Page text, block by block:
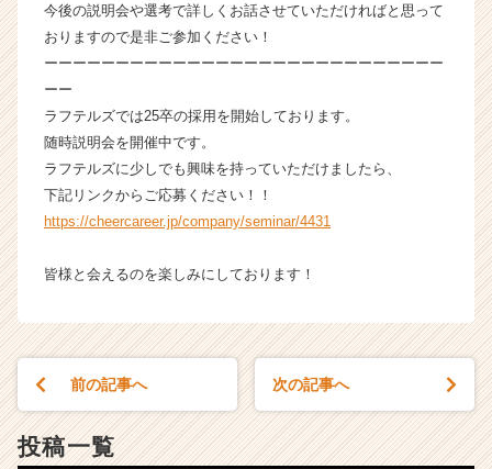
ン
チ
ャ
成
長
企
業
か
ら
カ
届
今後の説明会や選考で詳しくお話させていただければと思って
おりますので是非ご参加ください！
ーーーーーーーーーーーーーーーーーーーーーーーーーーーー
ーー
ラフテルズでは25卒の採用を開始しております。
随時説明会を開催中です。
ラフテルズに少しでも興味を持っていただけましたら、
下記リンクからご応募ください！！
https://cheercareer.jp/company/seminar/4431
皆様と会えるのを楽しみにしております！
前の記事へ 次の記事へ
投稿一覧